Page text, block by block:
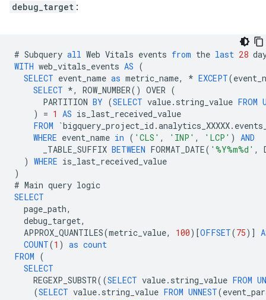
debug_target :
# Subquery all Web Vitals events from the last 28
WITH web_vitals_events AS (
SELECT event_name as metric_name, * EXCEPT(
SELECT *, ROW_NUMBER() OVER (
PARTITION BY (SELECT value. string_value FROM
)
= 1 AS is_last_received_value
FROM
`bigquery_project_id .analytics_XXXXX.
WHERE event_name in ( 'CLS' , 'INP' , 'LCP' )
AND
_TABLE_SUFFIX BETWEEN FORMAT_DATE( '%Y%m%d' ,
) WHERE is_last_received_value
)
# Main query logic
SELECT
page_path,
debug_target,
APPROX_QUANTILES(metric_value, 100)[OFFSET(75)]
COUNT(1 ) as count
FROM (
SELECT
REGEXP_SUBSTR((SELECT value. string_value FROM
(SELECT value. string_value FROM UNNEST(